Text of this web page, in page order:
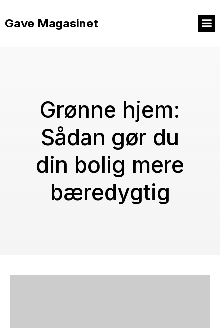
indhold
Gave Magasinet
Grønne hjem:
Sådan gør du
din bolig mere
bæredygtig